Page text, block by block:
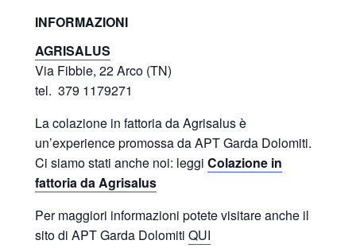
INFORMAZIONI
AGRISALUS
Via Fibbie, 22 Arco (TN)
tel. 379 1179271
La colazione in fattoria da Agrisalus è
un’experience promossa da APT Garda Dolomiti.
Ci siamo stati anche noi: leggi Colazione in
fattoria da Agrisalus
Per maggiori informazioni potete visitare anche il
sito di APT Garda Dolomiti QUI